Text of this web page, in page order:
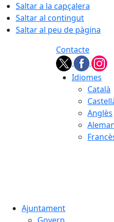
Saltar a la capçalera
Saltar al contingut
Saltar al peu de pàgina
Contacte
Idiomes
Català
Anglès
Ajuntament